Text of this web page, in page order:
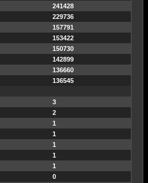
241428
229736
157791
153422
150730
142899
136660
136545
3
2
1
1
1
1
1
0